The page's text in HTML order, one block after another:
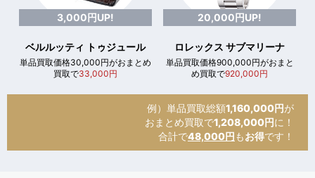
3,000円UP!
ベルルッティ トゥジュール
単品買取価格30,000円がおまとめ
買取で33,000円
20,000円UP!
ロレックス サブマリーナ
単品買取価格900,000円がおまと
め買取で920,000円
例）単品買取総額1,160,000円が
おまとめ買取で1,208,000円に！
合計で48,000円 もお得です！